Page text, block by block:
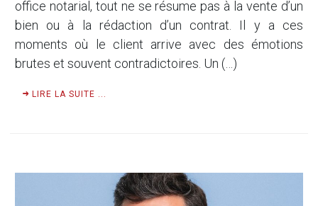
office notarial, tout ne se résume pas à la vente d’un
bien ou à la rédaction d’un contrat. Il y a ces
moments où le client arrive avec des émotions
brutes et souvent contradictoires. Un (…)
LIRE LA SUITE ...